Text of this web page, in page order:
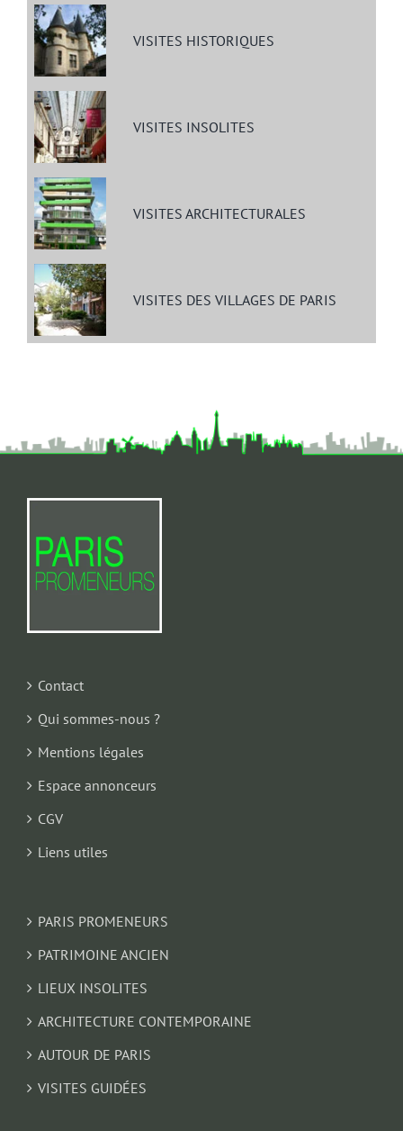
VISITES HISTORIQUES
VISITES INSOLITES
VISITES ARCHITECTURALES
VISITES DES VILLAGES DE PARIS
Contact
Qui sommes-nous ?
Mentions légales
Espace annonceurs
CGV
Liens utiles
PARIS PROMENEURS
PATRIMOINE ANCIEN
LIEUX INSOLITES
ARCHITECTURE CONTEMPORAINE
AUTOUR DE PARIS
VISITES GUIDÉES